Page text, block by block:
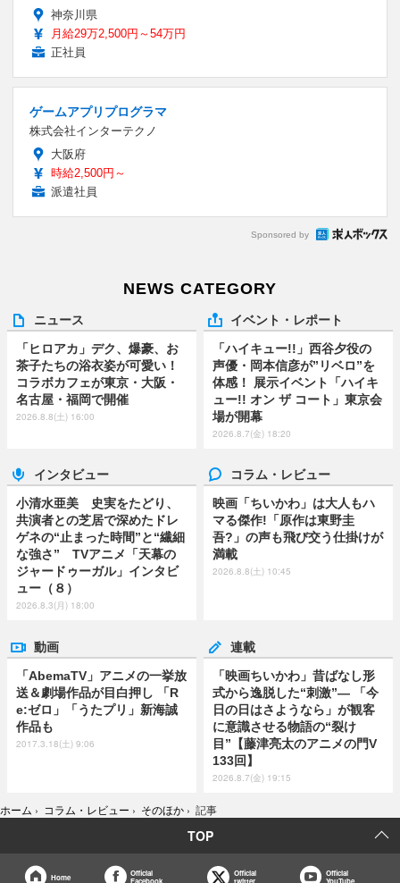
神奈川県
月給29万2,500円～54万円
正社員
ゲームアプリプログラマ
株式会社インターテクノ
大阪府
時給2,500円～
派遣社員
Sponsored by
NEWS CATEGORY
ニュース
「ヒロアカ」デク、爆豪、お
茶子たちの浴衣姿が可愛い！
コラボカフェが東京・大阪・
名古屋・福岡で開催
2026.8.8(土) 16:00
イベント・レポート
「ハイキュー!!」西谷夕役の
声優・岡本信彦が”リベロ”を
体感！ 展示イベント「ハイキ
ュー!! オン ザ コート」東京会
場が開幕
2026.8.7(金) 18:20
インタビュー
小清水亜美 史実をたどり、
共演者との芝居で深めたドレ
ゲネの“止まった時間”と“繊細
な強さ” TVアニメ「天幕の
ジャードゥーガル」インタビ
ュー（８）
2026.8.3(月) 18:00
コラム・レビュー
映画「ちいかわ」は大人もハ
マる傑作!「原作は東野圭
吾?」の声も飛び交う仕掛けが
満載
2026.8.8(土) 10:45
動画
「AbemaTV」アニメの一挙放
送＆劇場作品が目白押し 「R
e:ゼロ」「うたプリ」新海誠
作品も
2017.3.18(土) 9:06
連載
「映画ちいかわ」昔ばなし形
式から逸脱した“刺激”― 「今
日の日はさようなら」が観客
に意識させる物語の“裂け
目”【藤津亮太のアニメの門V
133回】
2026.8.7(金) 19:15
ホーム › コラム・レビュー › そのほか › 記事
TOP
Home
Official
Facebook
Official
twitter
Official
YouTube